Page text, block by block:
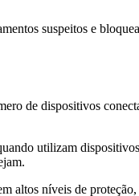
suspeitos e
de dispositivos
utilizam
altos níveis de